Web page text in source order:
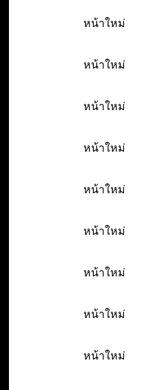
หน้าใหม่
หน้าใหม่
หน้าใหม่
หน้าใหม่
หน้าใหม่
หน้าใหม่
หน้าใหม่
หน้าใหม่
หน้าใหม่